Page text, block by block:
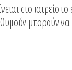
στο ιατρείο
μπορούν